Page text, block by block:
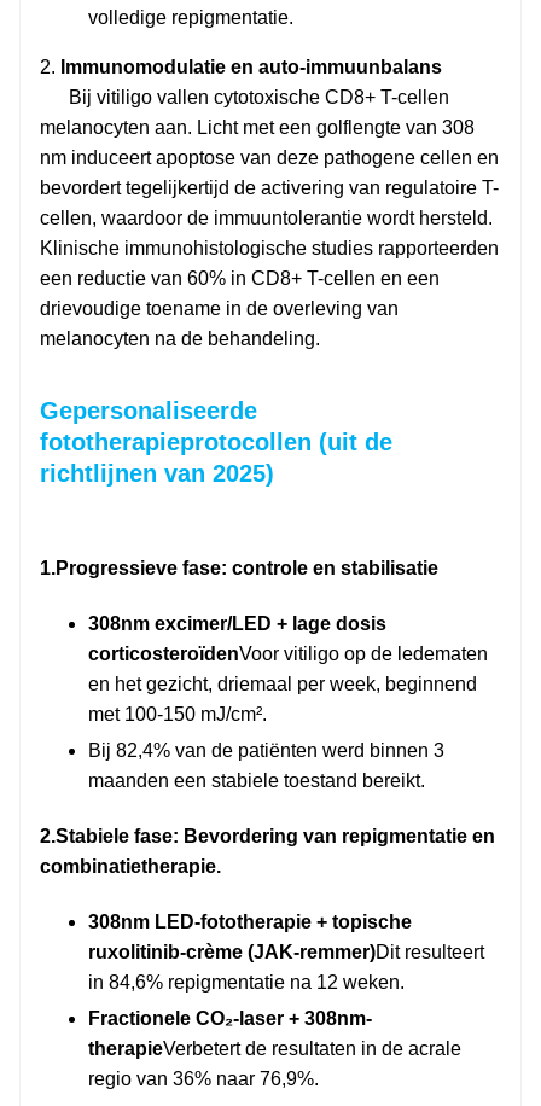
volledige repigmentatie.
2. Immunomodulatie en auto-immuunbalans
Bij vitiligo vallen cytotoxische CD8+ T-cellen
melanocyten aan. Licht met een golflengte van 308
nm induceert apoptose van deze pathogene cellen en
bevordert tegelijkertijd de activering van regulatoire T-
cellen, waardoor de immuuntolerantie wordt hersteld.
Klinische immunohistologische studies rapporteerden
een reductie van 60% in CD8+ T-cellen en een
drievoudige toename in de overleving van
melanocyten na de behandeling.
Gepersonaliseerde
fototherapieprotocollen (uit de
richtlijnen van 2025)
1.Progressieve fase: controle en stabilisatie
308nm excimer/LED + lage dosis
corticosteroïdenVoor vitiligo op de ledematen
en het gezicht, driemaal per week, beginnend
met 100-150 mJ/cm².
Bij 82,4% van de patiënten werd binnen 3
maanden een stabiele toestand bereikt.
2.Stabiele fase: Bevordering van repigmentatie en
combinatietherapie.
308nm LED-fototherapie + topische
ruxolitinib-crème (JAK-remmer)Dit resulteert
in 84,6% repigmentatie na 12 weken.
Fractionele CO₂-laser + 308nm-
therapieVerbetert de resultaten in de acrale
regio van 36% naar 76,9%.